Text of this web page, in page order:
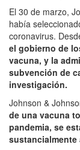
El 30 de marzo,
había
coronavirus.
el gobierno de
vacuna, y la
subvención de
investigación.
Johnson &
de una vacuna
pandemia, se
sustancialmente